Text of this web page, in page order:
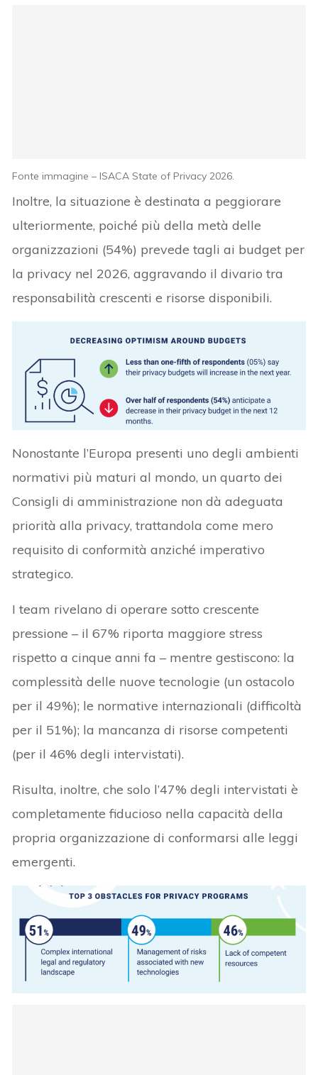
Fonte immagine – ISACA State of Privacy 2026.
Inoltre, la situazione è destinata a peggiorare
ulteriormente, poiché più della metà delle
organizzazioni (54%) prevede tagli ai budget per
la privacy nel 2026, aggravando il divario tra
responsabilità crescenti e risorse disponibili.
Nonostante l’Europa presenti uno degli ambienti
normativi più maturi al mondo, un quarto dei
Consigli di amministrazione non dà adeguata
priorità alla privacy, trattandola come mero
requisito di conformità anziché imperativo
strategico.
I team rivelano di operare sotto crescente
pressione – il 67% riporta maggiore stress
rispetto a cinque anni fa – mentre gestiscono: la
complessità delle nuove tecnologie (un ostacolo
per il 49%); le normative internazionali (difficoltà
per il 51%); la mancanza di risorse competenti
(per il 46% degli intervistati).
Risulta, inoltre, che solo l’47% degli intervistati è
completamente fiducioso nella capacità della
propria organizzazione di conformarsi alle leggi
emergenti.